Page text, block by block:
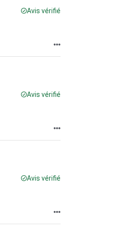
Avis vérifié
Avis vérifié
Avis vérifié